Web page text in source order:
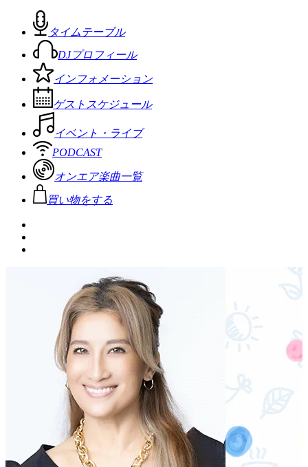
タイムテーブル
DJプロフィール
インフォメーション
ゲストスケジュール
イベント・ライブ
PODCAST
オンエア楽曲一覧
買い物をする